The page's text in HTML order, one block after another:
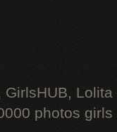
GirlsHUB, Lolita
photos